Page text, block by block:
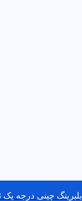
بلبرینگ چینی درجه یک 6018